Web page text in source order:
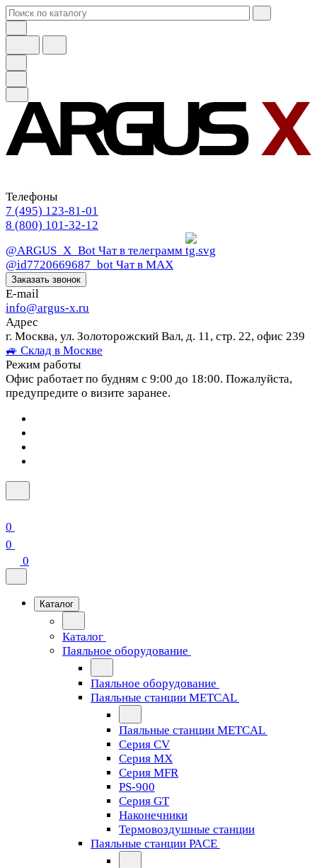
Телефоны
7 (495) 123-81-01
8 (800) 101-32-12
@ARGUS_X_Bot Чат в телеграмм
@id7720669687_bot Чат в МАХ
Заказать звонок
E-mail
info@argus-x.ru
Адрес
г. Москва, ул. Золоторожский Вал, д. 11, стр. 22, офис 239
🚙 Склад в Москве
Режим работы
Офис работает по будням с 9:00 до 18:00. Пожалуйста,
предупредите о визите заранее.
0
0
0
Каталог
Каталог
Паяльное оборудование
Паяльное оборудование
Паяльные станции METCAL
Паяльные станции METCAL
Серия CV
Серия MX
Серия MFR
PS-900
Серия GT
Наконечники
Термовоздушные станции
Паяльные станции PACE